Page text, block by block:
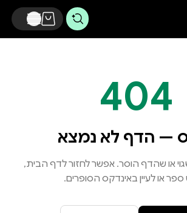
404
— הדף לא נמצא
או שהדף הוסר. אפשר לחזור לדף הבית,
או לעיין באינדקס הסופרים.